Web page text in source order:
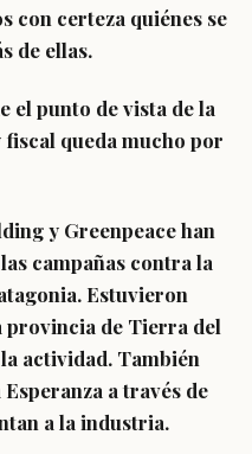
con certeza quiénes se
de ellas.
el punto de vista de la
queda mucho por
y Greenpeace han
campañas contra la
Estuvieron
provincia de Tierra del
actividad. También
a través de
a la industria.